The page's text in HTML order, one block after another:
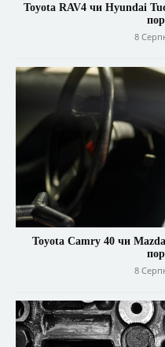
Toyota RAV4 чи Hyundai
8
Toyota Camry 40 чи
8